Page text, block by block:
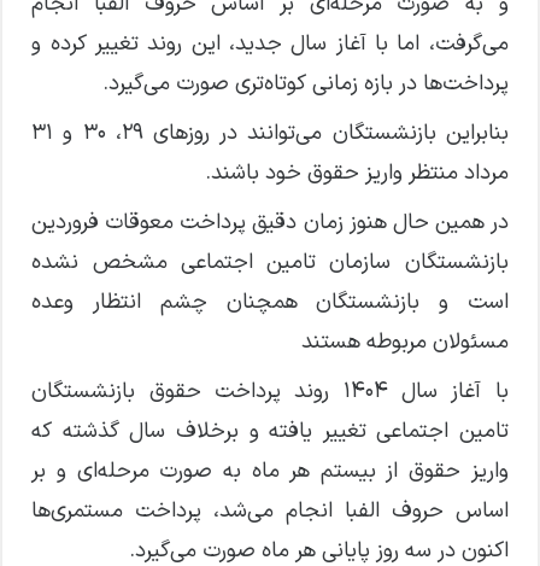
می‌گرفت، اما با آغاز سال جدید، این روند تغییر کرده و
پرداخت‌ها در بازه زمانی کوتاه‌تری صورت می‌گیرد.
بنابراین بازنشستگان می‌توانند در روز‌های ۲۹، ۳۰ و ۳۱
مرداد منتظر واریز حقوق خود باشند.
در همین حال هنوز زمان دقیق پرداخت معوقات فروردین
بازنشستگان سازمان تامین اجتماعی مشخص نشده
است و بازنشستگان همچنان چشم انتظار وعده
مسئولان مربوطه هستند
با آغاز سال ۱۴۰۴ روند پرداخت حقوق بازنشستگان
تامین اجتماعی تغییر یافته و برخلاف سال گذشته که
واریز حقوق از بیستم هر ماه به صورت مرحله‌ای و بر
اساس حروف الفبا انجام می‌شد، پرداخت مستمری‌ها
اکنون در سه روز پایانی هر ماه صورت می‌گیرد.